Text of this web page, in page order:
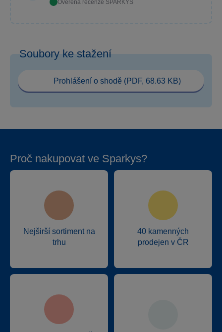
Ověřená recenze SPARKYS
Soubory ke stažení
Prohlášení o shodě (PDF, 68.63 KB)
Proč nakupovat ve Sparkys?
Nejširší sortiment na
trhu
40 kamenných
prodejen v ČR